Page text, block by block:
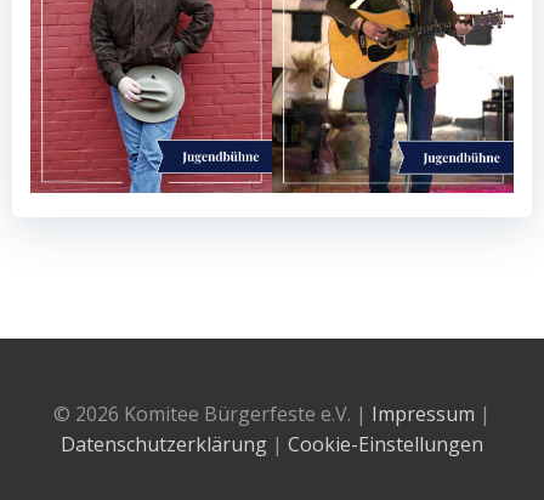
© 2026 Komitee Bürgerfeste e.V. | Impressum |
Datenschutzerklärung | Cookie-Einstellungen